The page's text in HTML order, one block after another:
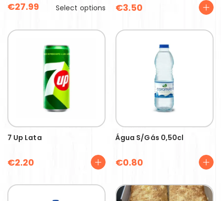
€27.99 Select options €3.50
7 Up Lata
€2.20
Água S/gás 0,50cl
€0.80